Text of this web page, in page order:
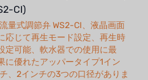
CI)
量式調節弁 WS2-CI、液晶画面
応じて再生モード設定、再生時
定可能、軟水器での使用に最
に優れたアッパータイプ1イン
、2インチの3つの口径がありま